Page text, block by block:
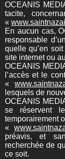
OCEANIS
tacite,
«
En aucun cas,
responsable
quelle qu’en
site internet ou
OCEANIS
l’accès et le
«
lesquels de
OCEANIS
se réservent
temporairement
«
préavis, et
recherchée de
ce soit.